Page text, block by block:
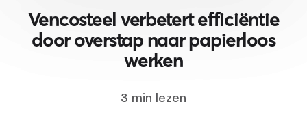
Vencosteel verbetert efficiëntie
door overstap naar papierloos
werken
3 min lezen